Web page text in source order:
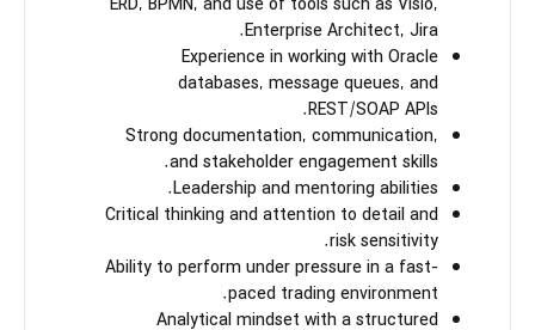
Enterprise Architect, Jira.
Experience in working with Oracle
databases, message queues, and
REST/SOAP APIs.
Strong documentation, communication,
and stakeholder engagement skills.
Leadership and mentoring abilities.
Critical thinking and attention to detail and
risk sensitivity.
Ability to perform under pressure in a fast-
paced trading environment.
Analytical mindset with a structured